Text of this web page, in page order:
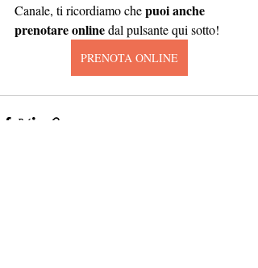
Canale, ti ricordiamo che puoi anche
prenotare online dal pulsante qui sotto!
PRENOTA ONLINE